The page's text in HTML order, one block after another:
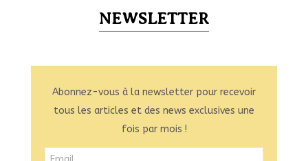
NEWSLETTER
Abonnez-vous à la newsletter pour recevoir
tous les articles et des news exclusives une
fois par mois !